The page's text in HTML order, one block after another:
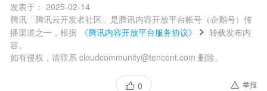
发表于： 2025-02-14
腾讯「腾讯云开发者社区」是腾讯内容开放平台帐号（企鹅号）传
播渠道之一，根据
《腾讯内容开放平台服务协议》
转载发布内
容。
如有侵权，请联系 cloudcommunity@tencent.com 删除。
0 举报